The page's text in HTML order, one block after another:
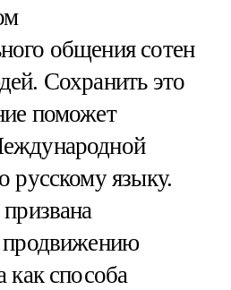
общения сотен
Сохранить это
поможет
русскому языку.
продвижению
как способа